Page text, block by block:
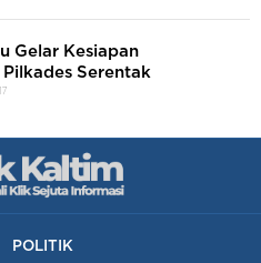
Gelar Kesiapan
Pilkades Serentak
POLITIK